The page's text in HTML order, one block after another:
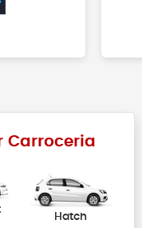
Carroceria
Hatch